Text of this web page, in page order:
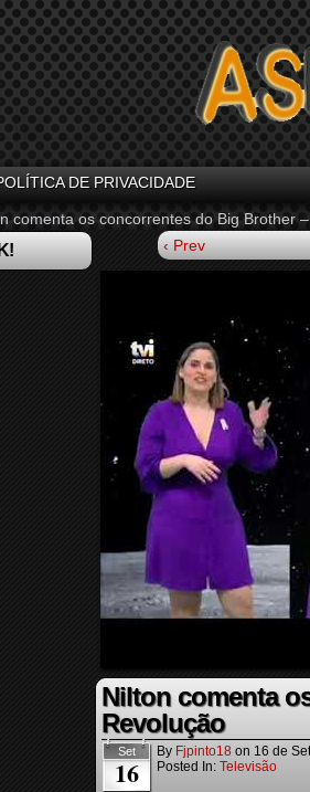
DE PRIVACIDADE
comenta os concorrentes do Big Brother
‹ Prev
Nilton comenta
Revolução
Set
16
By Fjpinto18 on 16 de
Posted In: Televisão